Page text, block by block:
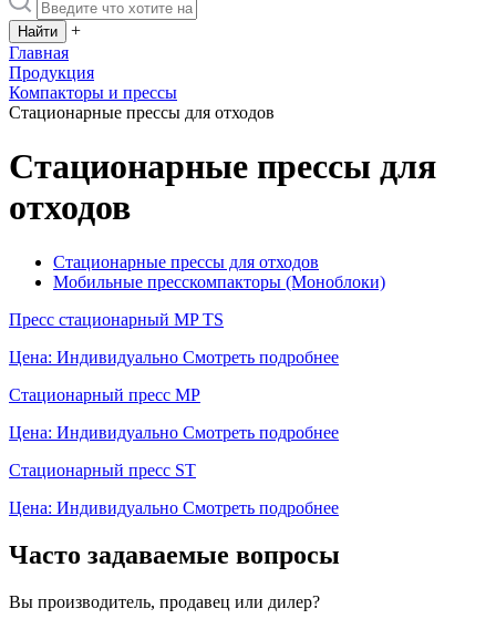
+
Главная
Продукция
Компакторы и прессы
Стационарные прессы для отходов
Стационарные прессы для
отходов
Стационарные прессы для отходов
Мобильные пресскомпакторы (Моноблоки)
Пресс стационарный MP TS
Цена: Индивидуально Смотреть подробнее
Стационарный пресс MP
Цена: Индивидуально Смотреть подробнее
Стационарный пресс ST
Цена: Индивидуально Смотреть подробнее
Часто задаваемые вопросы
Вы производитель, продавец или дилер?